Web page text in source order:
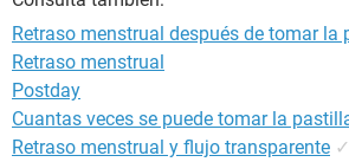
Retraso menstrual después de tomar la
Retraso menstrual
Postday
Cuantas veces se puede tomar la
Retraso menstrual y flujo transparente ✓